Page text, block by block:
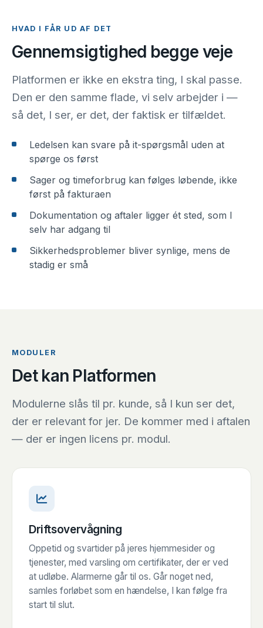
HVAD I FÅR UD AF DET
Gennemsigtighed begge veje
Platformen er ikke en ekstra ting, I skal passe.
Den er den samme flade, vi selv arbejder i —
så det, I ser, er det, der faktisk er tilfældet.
Ledelsen kan svare på it-spørgsmål uden at
spørge os først
Sager og timeforbrug kan følges løbende, ikke
først på fakturaen
Dokumentation og aftaler ligger ét sted, som I
selv har adgang til
Sikkerhedsproblemer bliver synlige, mens de
stadig er små
MODULER
Det kan Platformen
Modulerne slås til pr. kunde, så I kun ser det,
der er relevant for jer. De kommer med i aftalen
— der er ingen licens pr. modul.
Driftsovervågning
Oppetid og svartider på jeres hjemmesider og
tjenester, med varsling om certifikater, der er ved
at udløbe. Alarmerne går til os. Går noget ned,
samles forløbet som en hændelse, I kan følge fra
start til slut.